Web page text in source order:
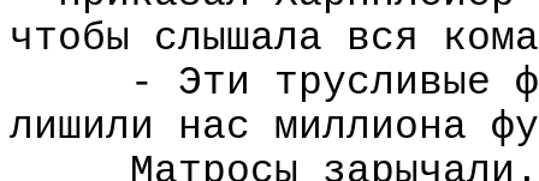
чтобы слышала вся
- Эти трусливые
лишили нас миллиона
Матросы